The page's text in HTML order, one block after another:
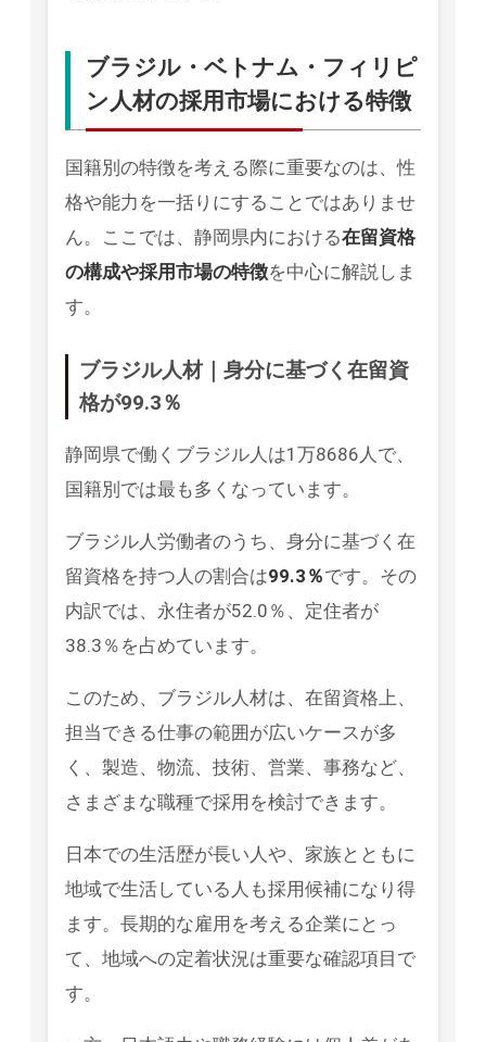
ブラジル・ベトナム・フィリピ
ン人材の採用市場における特徴
国籍別の特徴を考える際に重要なのは、性
格や能力を一括りにすることではありませ
ん。ここでは、静岡県内における在留資格
の構成や採用市場の特徴を中心に解説しま
す。
ブラジル人材｜身分に基づく在留資
格が99.3％
静岡県で働くブラジル人は1万8686人で、
国籍別では最も多くなっています。
ブラジル人労働者のうち、身分に基づく在
留資格を持つ人の割合は99.3％です。その
内訳では、永住者が52.0％、定住者が
38.3％を占めています。
このため、ブラジル人材は、在留資格上、
担当できる仕事の範囲が広いケースが多
く、製造、物流、技術、営業、事務など、
さまざまな職種で採用を検討できます。
日本での生活歴が長い人や、家族とともに
地域で生活している人も採用候補になり得
ます。長期的な雇用を考える企業にとっ
て、地域への定着状況は重要な確認項目で
す。